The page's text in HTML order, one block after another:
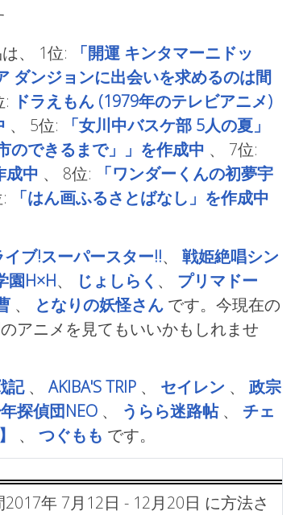
、 1位:
「開運 キンタマーニドッ
ダンジョンに出会いを求めるのは間
: ドラえもん (1979年のテレビアニメ)
、 5位:
「女川中バスケ部 5人の夏」
のできるまで」」を作成中 、 7位:
成中 、 8位:
「ワンダーくんの初夢宇
「はん画ふるさとばなし」を作成中
イブ!スーパースター!!、 戦姫絶唱シン
園H×H、 じょしらく 、 プリマドー
、 となりの妖怪さん です。今現在の
アニメを見てもいいかもしれませ
記 、 AKIBA'S TRIP 、 セイレン 、 政宗
探偵団NEO 、 うらら迷路帖、 チェ
、 つぐもも です。
年 7月12日 - 12月20日 に方法さ